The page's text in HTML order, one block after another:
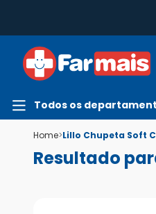
Todos os
Home>Lillo Chupeta Soft
Resultado